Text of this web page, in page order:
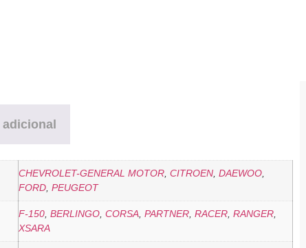
CHEVROLET-GENERAL MOTOR, CITROEN, DAEWOO,
FORD, PEUGEOT
F-150, BERLINGO, CORSA, PARTNER, RACER, RANGER,
XSARA